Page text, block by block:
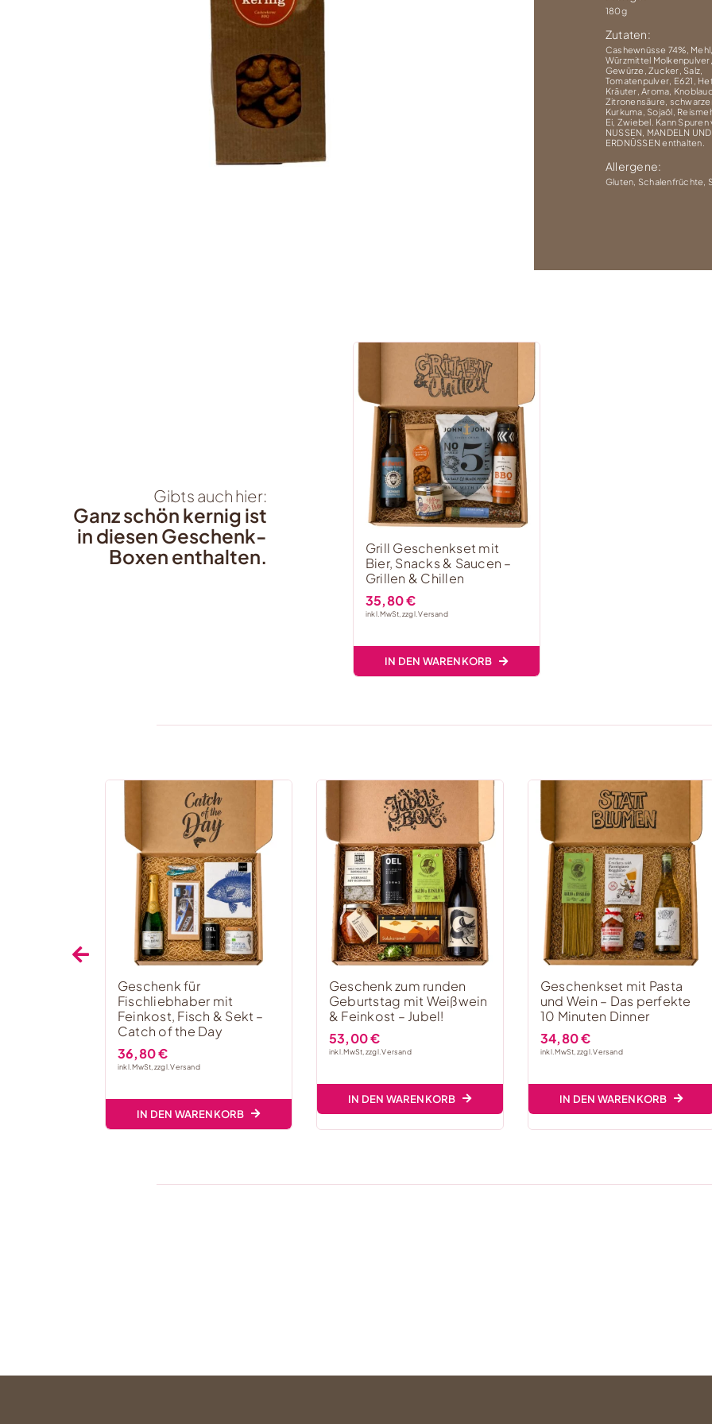
180g
Zutaten:
Cashewnüsse 74%,
Würzmittel Molkenpulver,
Gewürze, Zucker, Salz,
Tomatenpulver, E621,
Kräuter, Aroma,
Zitronensäure,
Kurkuma, Sojaöl,
Ei, Zwiebel. Kann Spuren
NUSSEN, MANDELN UND
ERDNÜSSEN enthalten.
Allergene:
Gluten, Schalenfrüchte,
Gibts auch hier:
Ganz schön kernig ist
in diesen Geschenk-
Boxen enthalten.
Grill Geschenkset mit
Bier, Snacks & Saucen –
Grillen & Chillen
35,80€
inkl. MwSt, zzgl.Versand
IN DEN WARENKORB
Geschenk für
Fischliebhaber mit
Feinkost, Fisch & Sekt –
Catch of the Day
36,80€
inkl. MwSt, zzgl.Versand
IN DEN WARENKORB
Geschenk zum runden
Geburtstag mit Weißwein
& Feinkost – Jubel!
53,00€
inkl. MwSt, zzgl.Versand
IN DEN WARENKORB
Geschenkset mit Pasta
und Wein – Das perfekte
10 Minuten Dinner
34,80€
inkl. MwSt, zzgl.Versand
IN DEN WARENKORB